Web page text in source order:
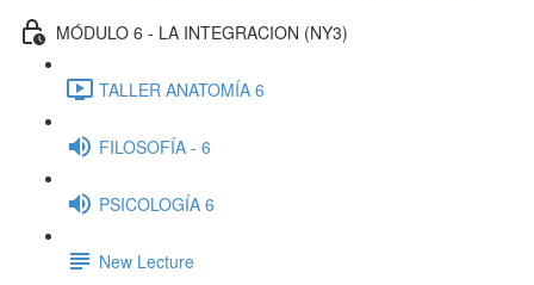
MÓDULO 6 - LA INTEGRACION (NY3)
TALLER ANATOMÍA 6
FILOSOFÍA - 6
PSICOLOGÍA 6
New Lecture